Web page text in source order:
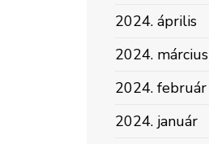
2024. április
2024. március
2024. február
2024. január